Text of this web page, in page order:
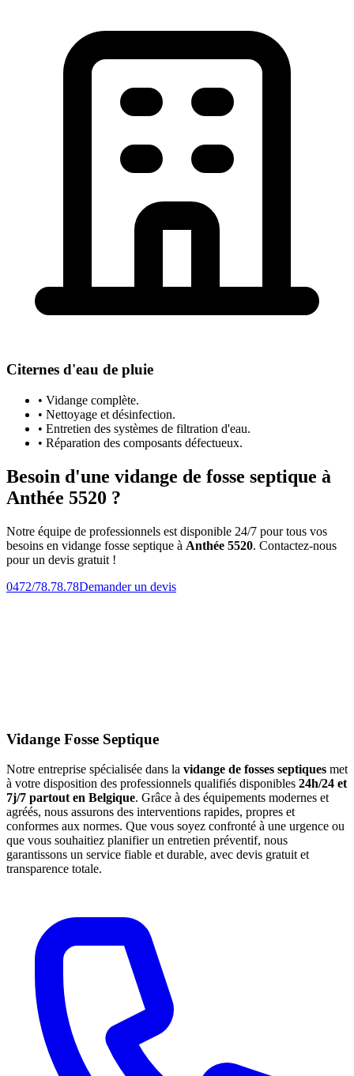
Citernes d'eau de pluie
• Vidange complète.
• Nettoyage et désinfection.
• Entretien des systèmes de filtration d'eau.
• Réparation des composants défectueux.
Besoin d'une vidange de fosse septique à
Anthée 5520 ?
Notre équipe de professionnels est disponible 24/7 pour tous vos
besoins en vidange fosse septique à Anthée 5520. Contactez-nous
pour un devis gratuit !
0472/78.78.78Demander un devis
Vidange Fosse Septique
Notre entreprise spécialisée dans la vidange de fosses septiques met
à votre disposition des professionnels qualifiés disponibles 24h/24 et
7j/7 partout en Belgique. Grâce à des équipements modernes et
agréés, nous assurons des interventions rapides, propres et
conformes aux normes. Que vous soyez confronté à une urgence ou
que vous souhaitiez planifier un entretien préventif, nous
garantissons un service fiable et durable, avec devis gratuit et
transparence totale.